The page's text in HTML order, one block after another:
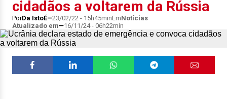
cidadãos a voltarem da Rússia
PorDa IstoÉ 23/02/22 - 15h45minEmNotícias
Atualizado em
16/11/24 - 06h22min